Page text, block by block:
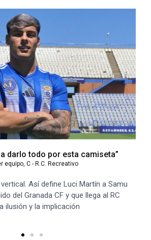
darlo todo por esta camiseta”
equipo, C - R.C. Recreativo
Así define Luci Martín a Samu
del Granada CF y que llega al RC
ilusión y la implicación